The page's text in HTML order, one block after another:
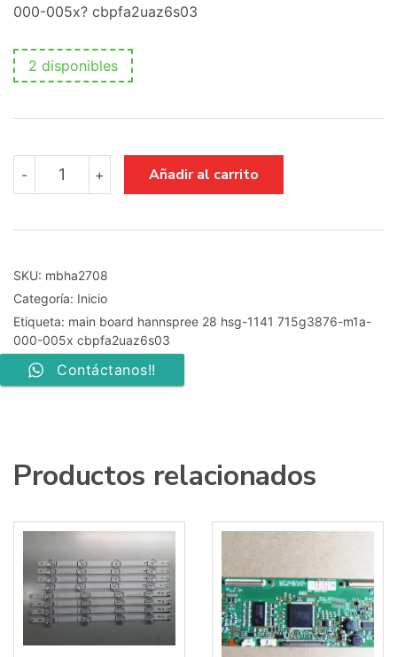
000-005x? cbpfa2uaz6s03
2 disponibles
-
board
hannspree
hsg-
715g3876-
000-
005x
cbpfa2uaz6s03
cantidad
+ Añadir al carrito
SKU: mbha2708
Categoría: Inicio
Etiqueta: main board hannspree 28 hsg-1141 715g3876-m1a-
000-005x cbpfa2uaz6s03
Contáctanos!!
Productos relacionados